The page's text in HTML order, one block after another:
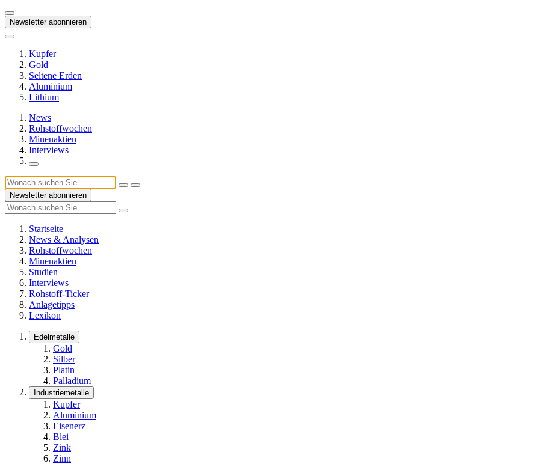
Newsletter abonnieren
Kupfer
Gold
Seltene Erden
Aluminium
Lithium
News
Rohstoffwochen
Minenaktien
Interviews
Newsletter abonnieren
Startseite
News & Analysen
Rohstoffwochen
Minenaktien
Studien
Interviews
Rohstoff-Ticker
Anlagetipps
Lexikon
Edelmetalle
Gold
Silber
Platin
Palladium
Industriemetalle
Kupfer
Aluminium
Eisenerz
Blei
Zink
Zinn